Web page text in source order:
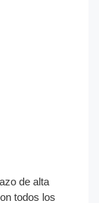
de alta
todos los